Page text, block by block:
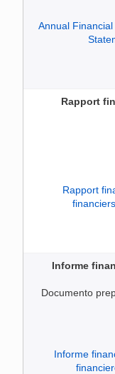
Rapport
Informe
Documento